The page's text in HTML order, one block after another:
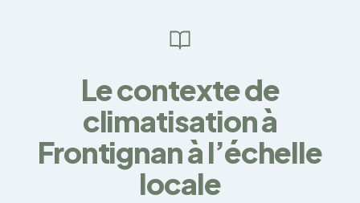
Le contexte de
climatisation à
Frontignan à l’échelle
locale